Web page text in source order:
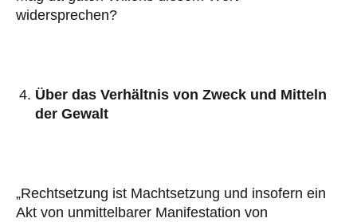
widersprechen?
Über das Verhältnis von Zweck und Mitteln
der Gewalt
„Rechtsetzung ist Machtsetzung und insofern ein
Akt von unmittelbarer Manifestation von